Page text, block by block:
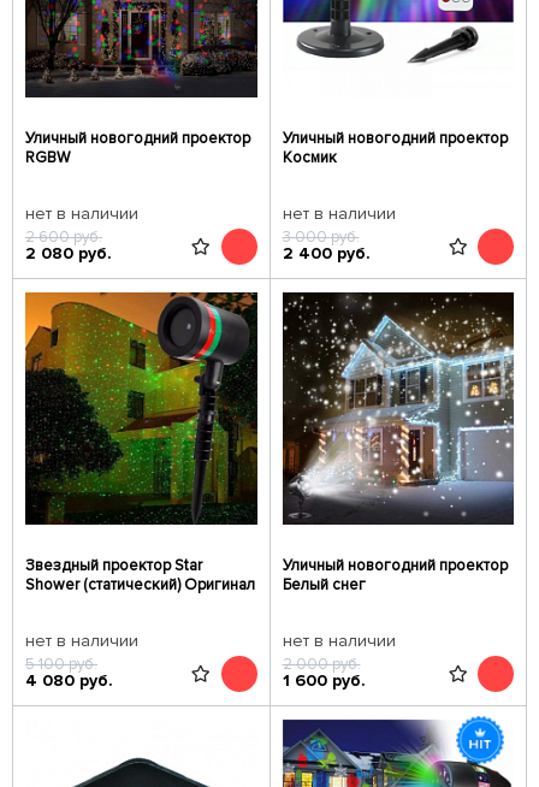
Уличный новогодний проектор
RGBW
нет в наличии
2 600руб.
2 080 руб.
Уличный новогодний проектор
Космик
нет в наличии
3 000руб.
2 400 руб.
Звездный проектор Star
Shower (статический) Оригинал
нет в наличии
5 100руб.
4 080 руб.
Уличный новогодний проектор
Белый снег
нет в наличии
2 000руб.
1 600 руб.